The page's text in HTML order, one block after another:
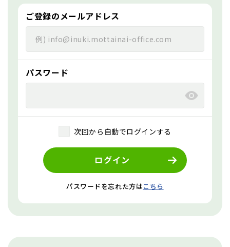
ご登録のメールアドレス
パスワード
次回から自動でログインする
ログイン
パスワードを忘れた方はこちら